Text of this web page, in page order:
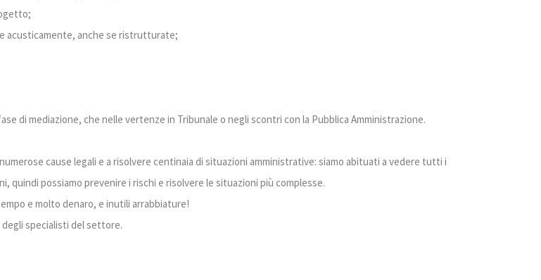
acusticamente, anche se ristrutturate;
di mediazione, che nelle vertenze in Tribunale o negli scontri con la Pubblica Amministrazione.
cause legali e a risolvere centinaia di situazioni amministrative: siamo abituati a vedere tutti i
quindi possiamo prevenire i rischi e risolvere le situazioni più complesse.
e molto denaro, e inutili arrabbiature!
specialisti del settore.